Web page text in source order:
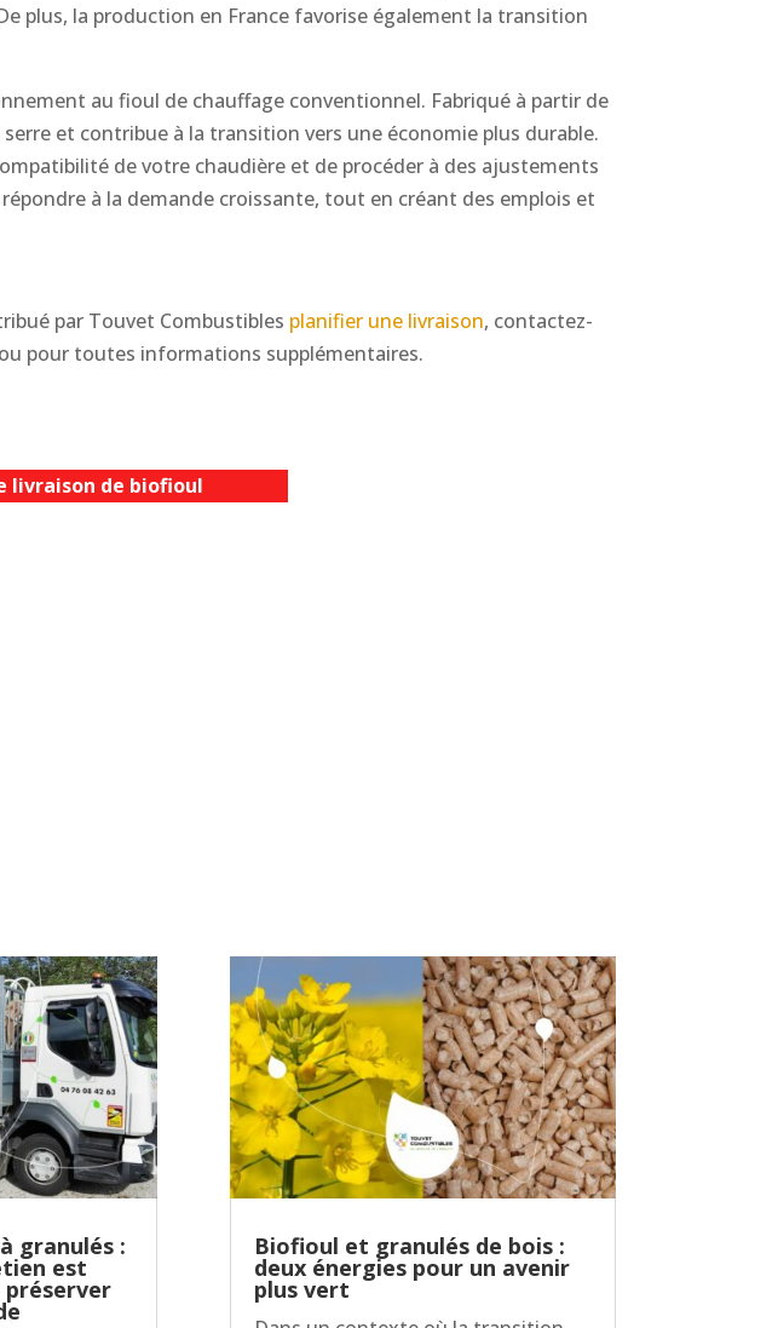
plus, la production en France favorise également la transition
au fioul de chauffage conventionnel. Fabriqué à partir de
et contribue à la transition vers une économie plus durable.
de votre chaudière et de procéder à des ajustements
à la demande croissante, tout en créant des emplois et
par Touvet Combustibles planifier une livraison, contactez-
pour toutes informations supplémentaires.
livraison de biofioul
granulés :
est
préserver
Biofioul et granulés de bois :
deux énergies pour un avenir
plus vert